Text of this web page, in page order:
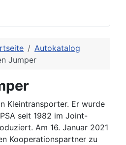
Autokatalog
Jumper
Kleintransporter. Er wurde
seit 1982 im Joint-
Am 16. Januar 2021
Kooperationspartner zu